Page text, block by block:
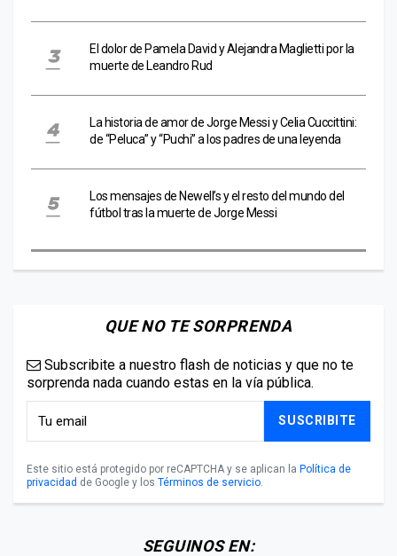
El dolor de Pamela David y Alejandra Maglietti por la
muerte de Leandro Rud
La historia de amor de Jorge Messi y Celia Cuccittini:
de “Peluca” y “Puchi” a los padres de una leyenda
Los mensajes de Newell’s y el resto del mundo del
fútbol tras la muerte de Jorge Messi
QUE NO TE SORPRENDA
Subscribite a nuestro flash de noticias y que no te
sorprenda nada cuando estas en la vía pública.
SUSCRIBITE
Este sitio está protegido por reCAPTCHA y se aplican la Política de
privacidad de Google y los Términos de servicio.
SEGUINOS EN: